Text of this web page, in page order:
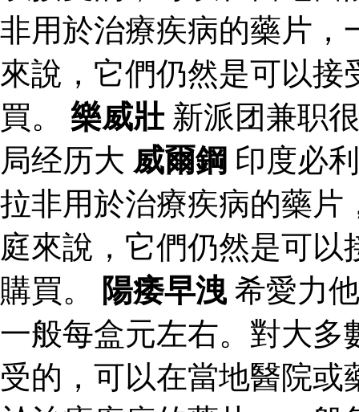
非用於治療疾病的藥片，
來說，它們仍然是可以
買。 樂威壯新派团兼职
局经历大 威爾鋼 印度必
拉非用於治療疾病的藥片
庭來說，它們仍然是可
購買。
陽痿早洩 希愛力
一般每盒元左右。對大多
受的，可以在當地醫院